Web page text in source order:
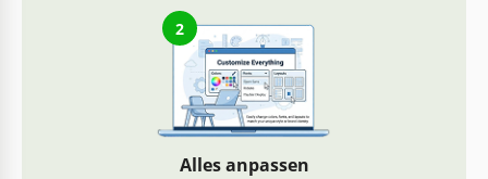
2
Alles anpassen